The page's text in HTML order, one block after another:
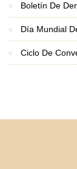
Boletín De
Día Mundial Del Refugiado 2026:
Ciclo De Conversatorios: